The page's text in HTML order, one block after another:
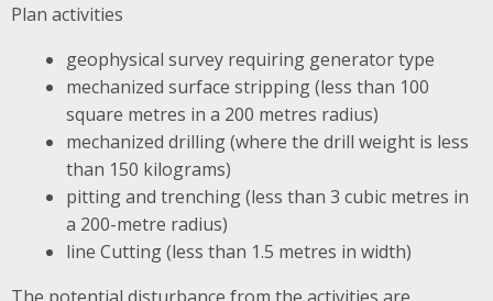
Plan activities
geophysical survey requiring generator type
mechanized surface stripping (less than 100
square metres in a 200 metres radius)
mechanized drilling (where the drill weight is less
than 150 kilograms)
pitting and trenching (less than 3 cubic metres in
a 200-metre radius)
line Cutting (less than 1.5 metres in width)